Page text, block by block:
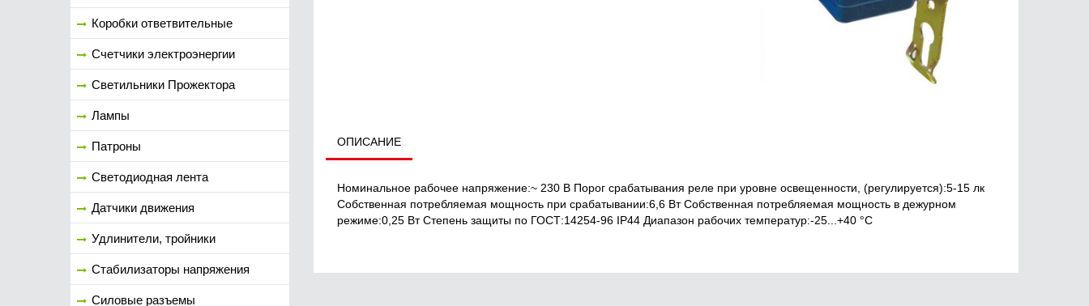
Коробки ответвительные
Счетчики электроэнергии
Светильники Прожектора
Лампы
Патроны
Светодиодная лента
Датчики движения
Удлинители, тройники
Стабилизаторы напряжения
Силовые разъемы
ОПИСАНИЕ
Номинальное рабочее напряжение:~ 230 В Порог срабатывания реле при уровне освещенности, (регулируется):5-15 лк
Собственная потребляемая мощность при срабатывании:6,6 Вт Собственная потребляемая мощность в дежурном
режиме:0,25 Вт Степень защиты по ГОСТ:14254-96 IP44 Диапазон рабочих температур:-25...+40 °С